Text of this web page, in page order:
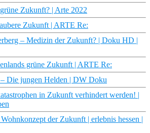
Zukunft? | Arte 2022
Zukunft | ARTE Re:
– Medizin der Zukunft? | Doku HD |
grüne Zukunft | ARTE Re:
Die jungen Helden | DW Doku
in Zukunft verhindert werden! |
der Zukunft | erlebnis hessen |